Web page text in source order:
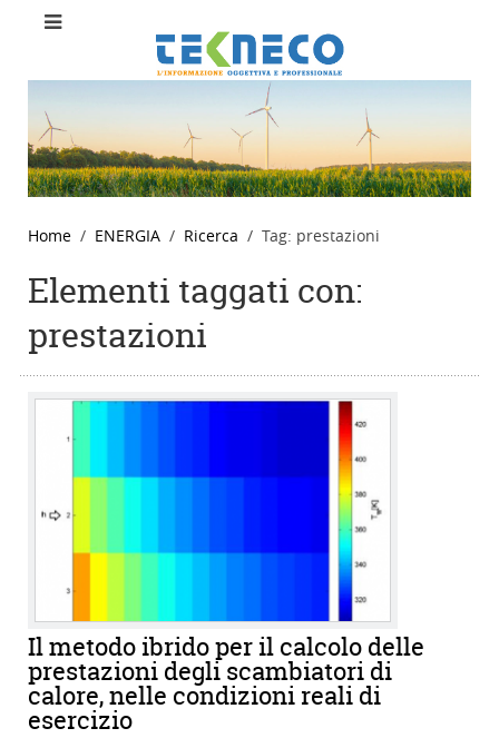
Home ENERGIA Ricerca Tag: prestazioni
Elementi taggati con:
prestazioni
Il metodo ibrido per il calcolo delle
prestazioni degli scambiatori di
calore, nelle condizioni reali di
esercizio